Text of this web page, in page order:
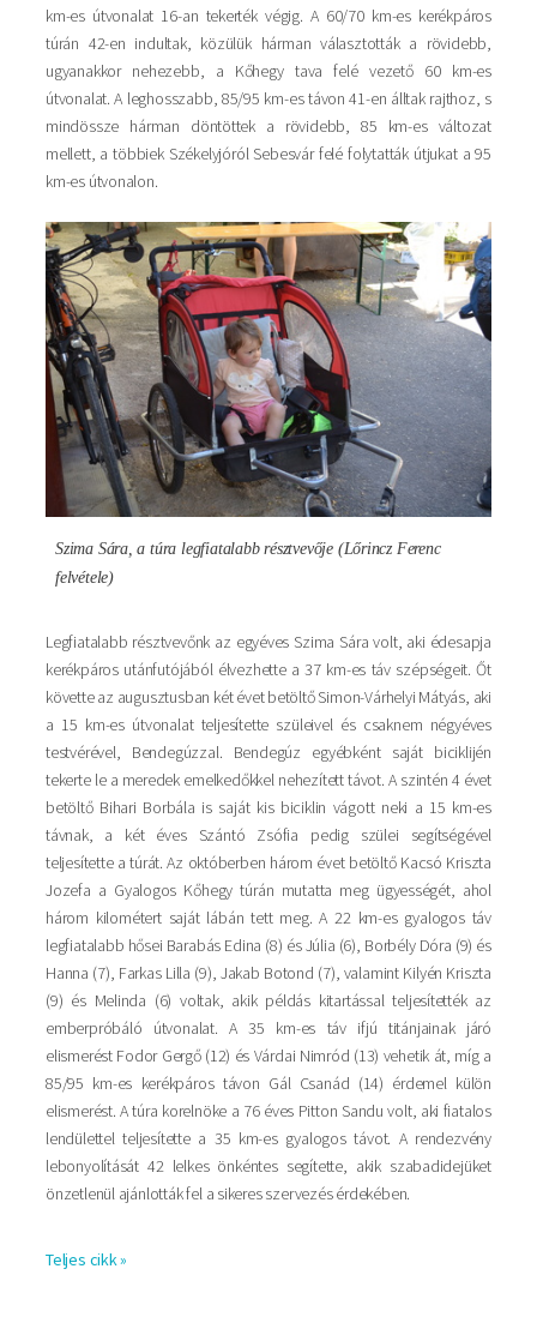
km-es útvonalat 16-an tekerték végig. A 60/70 km-es kerékpáros
túrán 42-en indultak, közülük hárman választották a rövidebb,
ugyanakkor nehezebb, a Kőhegy tava felé vezető 60 km-es
útvonalat. A leghosszabb, 85/95 km-es távon 41-en álltak rajthoz, s
mindössze hárman döntöttek a rövidebb, 85 km-es változat
mellett, a többiek Székelyjóról Sebesvár felé folytatták útjukat a 95
km-es útvonalon.
Kép
Szima Sára, a túra legfiatalabb résztvevője (Lőrincz Ferenc
felvétele)
Legfiatalabb résztvevőnk az egyéves Szima Sára volt, aki édesapja
kerékpáros utánfutójából élvezhette a 37 km-es táv szépségeit. Őt
követte az augusztusban két évet betöltő Simon-Várhelyi Mátyás, aki
a 15 km-es útvonalat teljesítette szüleivel és csaknem négyéves
testvérével, Bendegúzzal. Bendegúz egyébként saját biciklijén
tekerte le a meredek emelkedőkkel nehezített távot. A szintén 4 évet
betöltő Bihari Borbála is saját kis biciklin vágott neki a 15 km-es
távnak, a két éves Szántó Zsófia pedig szülei segítségével
teljesítette a túrát. Az októberben három évet betöltő Kacsó Kriszta
Jozefa a Gyalogos Kőhegy túrán mutatta meg ügyességét, ahol
három kilométert saját lábán tett meg. A 22 km-es gyalogos táv
legfiatalabb hősei Barabás Edina (8) és Júlia (6), Borbély Dóra (9) és
Hanna (7), Farkas Lilla (9), Jakab Botond (7), valamint Kilyén Kriszta
(9) és Melinda (6) voltak, akik példás kitartással teljesítették az
emberpróbáló útvonalat. A 35 km-es táv ifjú titánjainak járó
elismerést Fodor Gergő (12) és Várdai Nimród (13) vehetik át, míg a
85/95 km-es kerékpáros távon Gál Csanád (14) érdemel külön
elismerést. A túra korelnöke a 76 éves Pitton Sandu volt, aki fiatalos
lendülettel teljesítette a 35 km-es gyalogos távot. A rendezvény
lebonyolítását 42 lelkes önkéntes segítette, akik szabadidejüket
önzetlenül ajánlották fel a sikeres szervezés érdekében.
Teljes cikk »